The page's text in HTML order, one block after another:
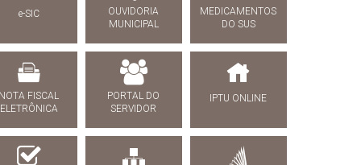
e-SIC
OUVIDORIA
MUNICIPAL
MEDICAMENTOS
DO SUS
FISCAL
ELETRÔNICA
PORTAL DO
SERVIDOR
IPTU ONLINE